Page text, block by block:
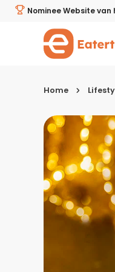
Alles wat je wilt weten
Nominee Website van
Kies
Home